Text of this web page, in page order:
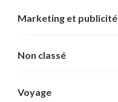
Marketing et publicité
Non classé
Voyage